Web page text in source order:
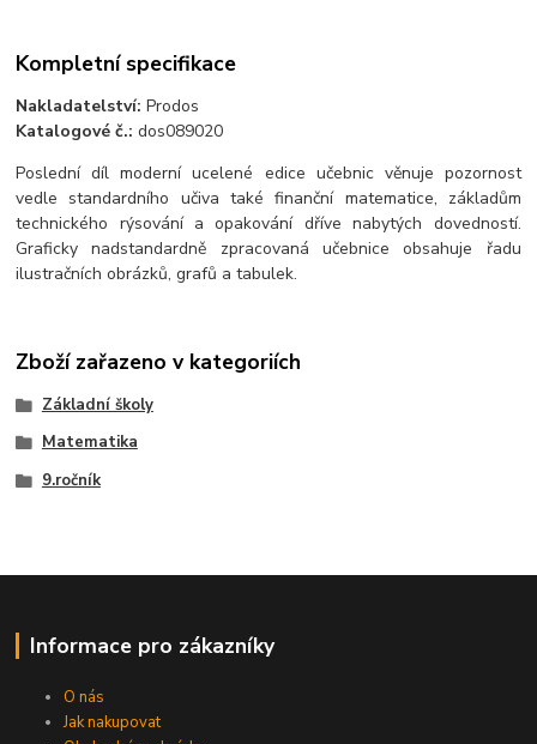
Kompletní specifikace
Nakladatelství:Prodos
Katalogové č.: dos089020
Poslední díl moderní ucelené edice učebnic věnuje pozornost
vedle standardního učiva také finanční matematice, základům
technického rýsování a opakování dříve nabytých dovedností.
Graficky nadstandardně zpracovaná učebnice obsahuje řadu
ilustračních obrázků, grafů a tabulek.
Zboží zařazeno v kategoriích
Základní školy
Matematika
9.ročník
Informace pro zákazníky
O nás
Jak nakupovat